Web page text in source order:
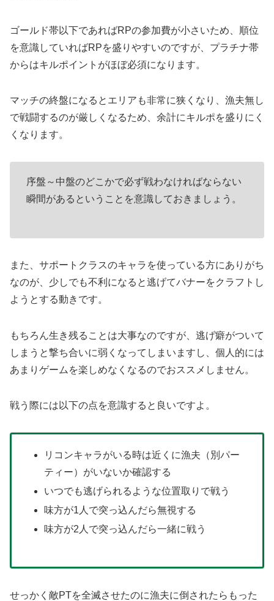
ゴールド帯以下であればRPの参加費が小さいため、順位
を意識していればRPを盛りやすいのですが、プラチナ帯
からはキルポイントがほぼ必須になります。
マッチの終盤になるとエリアも非常に狭くなり、漁夫無し
で戦闘するのが厳しくなるため、余計にキルポを盛りにく
くなります。
序盤～中盤のどこかで必ず戦わなければならない
瞬間があるということを意識しておきましょう。
また、サポートクラスのキャラを使っている方にありがち
なのが、少しでも不利になると逃げてバナーをクラフトし
ようとする動きです。
もちろん生き残ることは大事なのですが、逃げ癖がついて
しまうと撃ち合いに弱くなってしまいますし、個人的には
あまりゲームを楽しめなくなるのでおススメしません。
戦う際には以下の点を意識すると良いですよ。
リコンキャラがいる時は近くに漁夫（別パー
ティー）がいないか確認する
いつでも逃げられるような位置取りで戦う
味方が1人で突っ込んだら無視する
味方が2人で突っ込んだら一緒に戦う
せっかく敵PTを全滅させたのに漁夫に倒されたらもった